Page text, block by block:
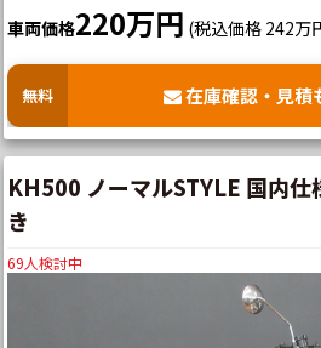
車両価格220万円 (税込価格 242万
無料 在庫確認・見積
KH500 ノーマルSTYLE 国内仕
き
69人検討中